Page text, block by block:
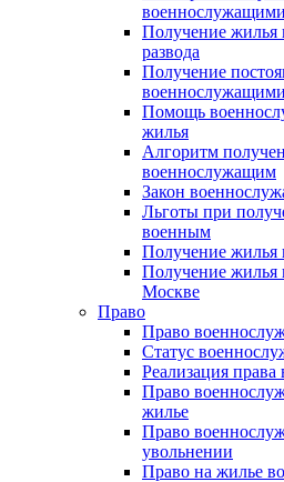
военнослужащими
Получение жилья
развода
Получение
военнослужащими
Помощь
жилья
Алгоритм
военнослужащим
Закон
Льготы при
военным
Получение жилья
Получение
Москве
Право
Право
Статус
Реализация
Право
жилье
Право
увольнении
Право на жилье